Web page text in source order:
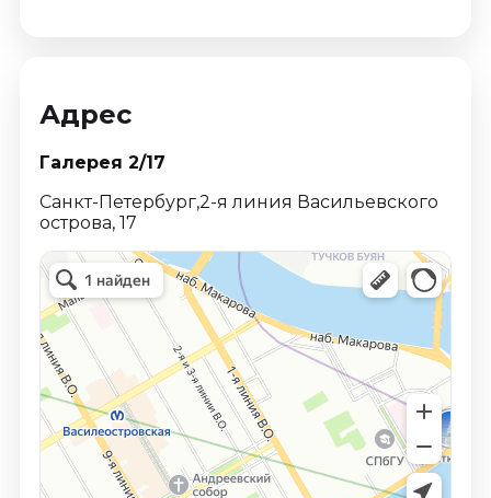
Адрес
Галерея 2/17
Санкт-Петербург,2-я линия Васильевского
острова, 17